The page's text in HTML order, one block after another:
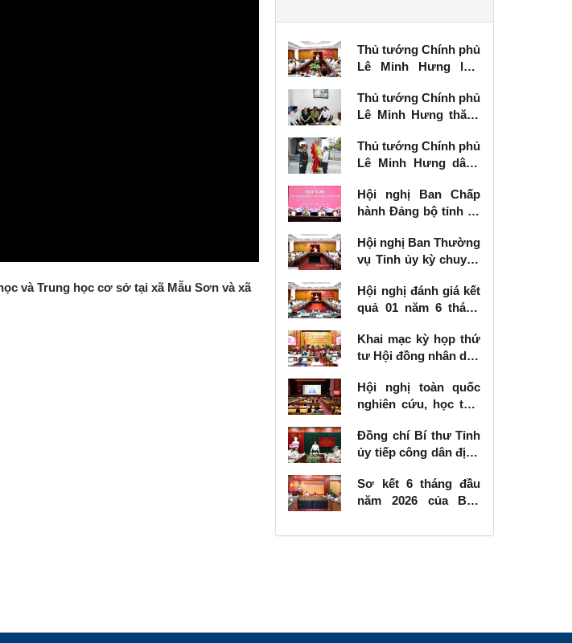
và Trung học cơ sở tại xã Mẫu Sơn và xã
Thủ tướng Chính phủ
Lê Minh Hưng làm
vụ Tỉnh ủy Lạng Sơn
Thủ tướng Chính phủ
Lê Minh Hưng thăm,
binh tại Lạng Sơn
Thủ tướng Chính phủ
Lê Minh Hưng dâng
các Anh hùng liệt sĩ
tại Lạng Sơn
Hội nghị Ban Chấp
hành Đảng bộ tỉnh kỳ
Hội nghị Ban Thường
vụ Tỉnh ủy kỳ chuyên
Hội nghị đánh giá kết
quả 01 năm 6 tháng
số 57-NQ/TW
Khai mạc kỳ họp thứ
tư Hội đồng nhân dân
kỳ 2026 - 2031
Hội nghị toàn quốc
nghiên cứu, học tập,
khai thực hiện Nghị
quyết số 10-NQ/TW
phát triển kinh tế có
vốn đầu tư nước
Đồng chí Bí thư Tỉnh
ủy tiếp công dân định
Sơ kết 6 tháng đầu
năm 2026 của Ban
các công trình, dự án